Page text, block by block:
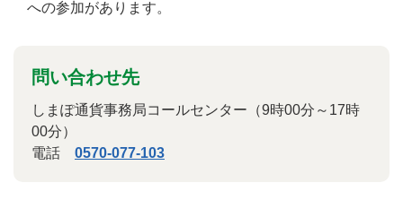
への参加があります。
問い合わせ先
しまぽ通貨事務局コールセンター（9時00分～17時
00分）
電話 0570-077-103